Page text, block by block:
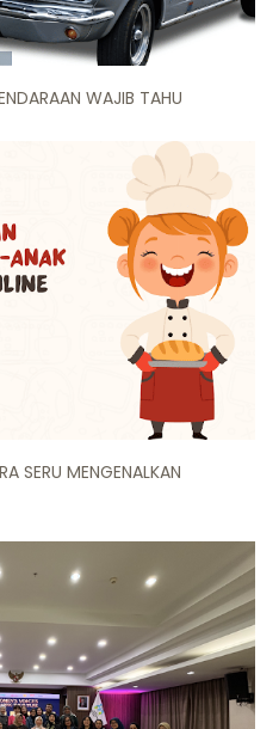
WAJIB TAHU
SERU MENGENALKAN